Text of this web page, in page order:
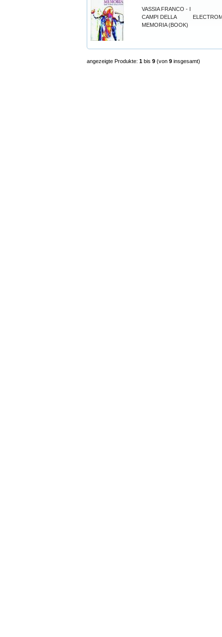
VASSIA FRANCO - I
CAMPI DELLA
MEMORIA (BOOK)
angezeigte Produkte: 1 bis 9 (von 9 insgesamt)